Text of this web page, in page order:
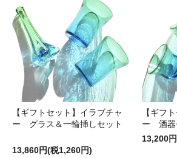
【ギフトセット】イラブチャ
ー グラス＆一輪挿しセット
13,860円(税1,260円)
【ギフ
ー 酒器
13,200